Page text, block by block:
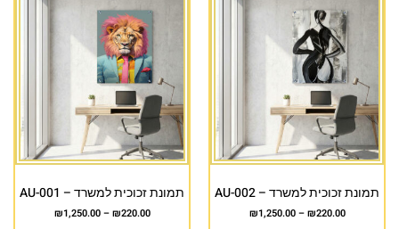
תמונת זכוכית למשרד – AU-002
₪220.00
–
₪1,250.00
תמונת זכוכית למשרד – AU-001
₪220.00
–
₪1,250.00